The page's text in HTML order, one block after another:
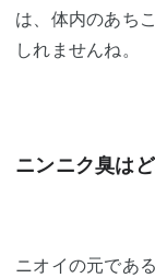
は、体内のあち
しれませんね。
ニンニク臭は
ニオイの元であ